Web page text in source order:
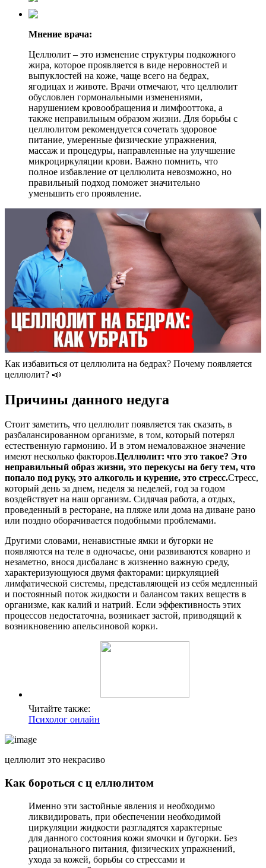
Мнение врача:
Целлюлит – это изменение структуры подкожного
жира, которое проявляется в виде неровностей и
выпуклостей на коже, чаще всего на бедрах,
ягодицах и животе. Врачи отмечают, что целлюлит
обусловлен гормональными изменениями,
нарушением кровообращения и лимфооттока, а
также неправильным образом жизни. Для борьбы с
целлюлитом рекомендуется сочетать здоровое
питание, умеренные физические упражнения,
массаж и процедуры, направленные на улучшение
микроциркуляции крови. Важно помнить, что
полное избавление от целлюлита невозможно, но
правильный подход поможет значительно
уменьшить его проявление.
Как избавиться от целлюлита на бедрах? Почему появляется
целлюлит? 📣
Причины данного недуга
Стоит заметить, что целлюлит появляется так сказать, в
разбалансированном организме, в том, который потерял
естественную гармонию. И в этом немаловажное значение
имеют несколько факторов.Целлюлит: что это такое? Это
неправильный образ жизни, это перекусы на бегу тем, что
попало под руку, это алкоголь и курение, это стресс.Стресс,
который день за днем, неделя за неделей, год за годом
воздействует на наш организм. Сидячая работа, а отдых,
проведенный в ресторане, на пляже или дома на диване рано
или поздно оборачивается подобными проблемами.
Другими словами, ненавистные ямки и бугорки не
появляются на теле в одночасье, они развиваются коварно и
незаметно, внося дисбаланс в жизненно важную среду,
характеризующуюся двумя факторами: циркуляцией
лимфатической системы, представляющей из себя медленный
и постоянный поток жидкости и балансом таких веществ в
организме, как калий и натрий. Если эффективность этих
процессов недостаточна, возникает застой, приводящий к
возникновению апельсиновой корки.
Читайте также:
Психолог онлайн
целлюлит это некрасиво
Как бороться с ц еллюлитом
Именно эти застойные явления и необходимо
ликвидировать, при обеспечении необходимой
циркуляции жидкости разгладятся характерные
для данного состояния кожи ямочки и бугорки. Без
рационального питания, физических упражнений,
ухода за кожей, борьбы со стрессами и